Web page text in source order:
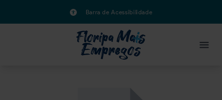
Barra de Acessibilidade